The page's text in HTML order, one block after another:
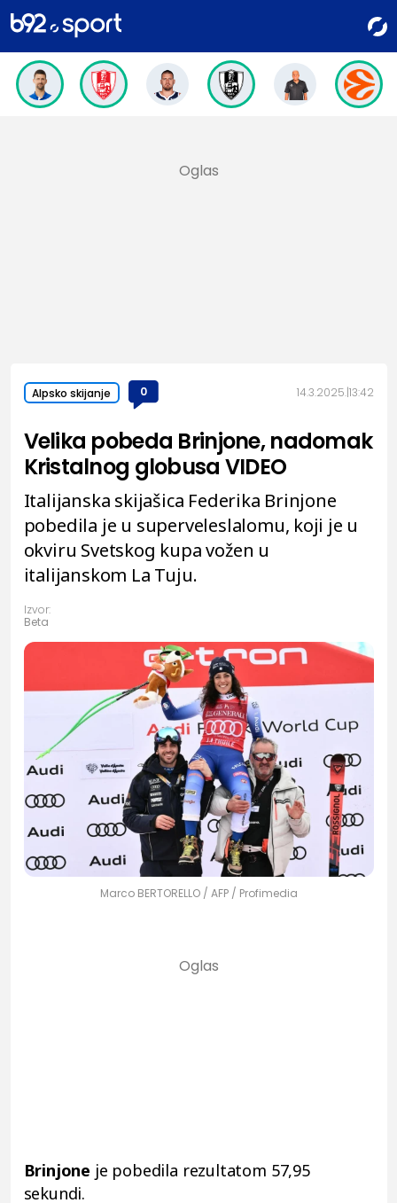
Alpsko skijanje 0 14.3.2025. 13:42
Velika pobeda Brinjone, nadomak
Kristalnog globusa VIDEO
Italijanska skijašica Federika Brinjone
pobedila je u superveleslalomu, koji je u
okviru Svetskog kupa vožen u
italijanskom La Tuju.
Izvor:
Beta
Marco BERTORELLO / AFP / Profimedia
Brinjone je pobedila rezultatom 57,95
sekundi.